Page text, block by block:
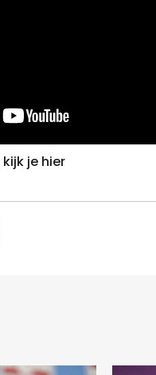
kijk je hier